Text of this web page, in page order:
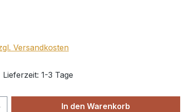
Versandkosten
1-3 Tage
Gib den gewünschten Wert
In den Warenkorb